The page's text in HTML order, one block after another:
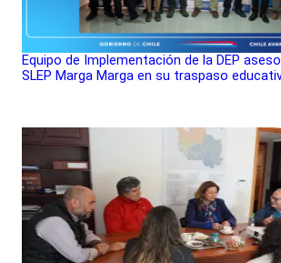
Equipo de Implementación de la DEP
SLEP Marga Marga en su traspaso